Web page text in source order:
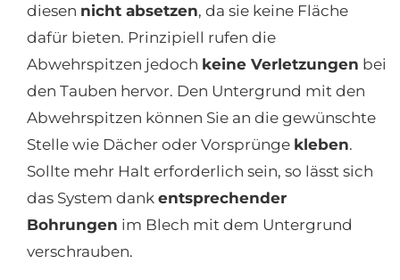
diesen nicht absetzen, da sie keine Fläche
dafür bieten. Prinzipiell rufen die
Abwehrspitzen jedoch keine Verletzungen bei
den Tauben hervor. Den Untergrund mit den
Abwehrspitzen können Sie an die gewünschte
Stelle wie Dächer oder Vorsprünge kleben.
Sollte mehr Halt erforderlich sein, so lässt sich
das System dank entsprechender
Bohrungen im Blech mit dem Untergrund
verschrauben.